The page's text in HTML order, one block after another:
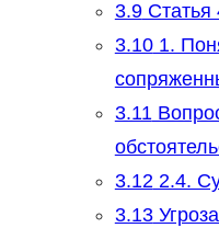
3.9Статья
3.101.
3.11
3.122.4.
3.13